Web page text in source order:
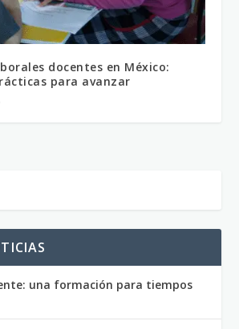
docentes en México:
para avanzar
una formación para tiempos